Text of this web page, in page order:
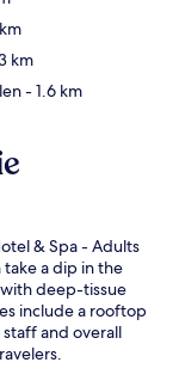
km
- 1.6 km
& Spa - Adults
take a dip in the
deep-tissue
include a rooftop
and overall